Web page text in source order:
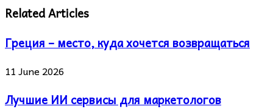
Related Articles
Греция – место, куда хочется возвращаться
11 June 2026
Лучшие ИИ сервисы для маркетологов